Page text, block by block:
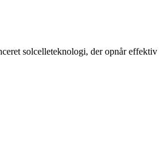
solcelleteknologi, der opnår